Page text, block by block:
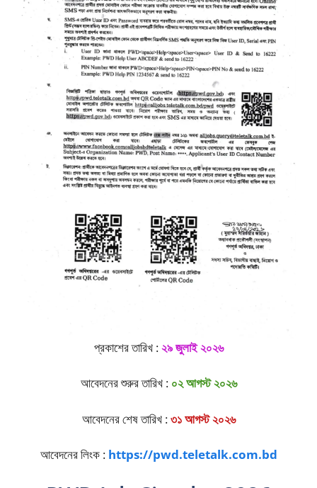
প্রকাশের তারিখ :২৯ জুলাই ২০২৬
আবেদনের শুরুর তারিখ : ০২ আগস্ট ২০২৬
আবেদনের শেষ তারিখ :৩১ আগস্ট ২০২৬
আবেদনের লিংক : https://pwd.teletalk.com.bd